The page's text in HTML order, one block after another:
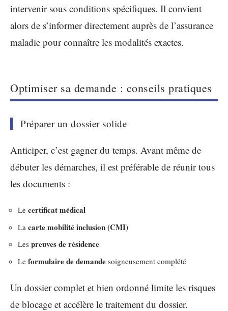
intervenir sous conditions spécifiques. Il convient
alors de s’informer directement auprès de l’assurance
maladie pour connaître les modalités exactes.
Optimiser sa demande : conseils pratiques
Préparer un dossier solide
Anticiper, c’est gagner du temps. Avant même de
débuter les démarches, il est préférable de réunir tous
les documents :
Le certificat médical
La carte mobilité inclusion (CMI)
Les preuves de résidence
Le formulaire de demande soigneusement complété
Un dossier complet et bien ordonné limite les risques
de blocage et accélère le traitement du dossier.